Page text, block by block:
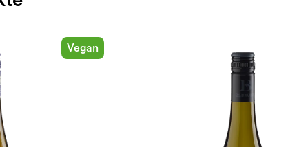
Vegan